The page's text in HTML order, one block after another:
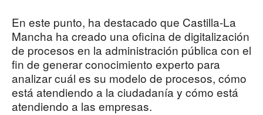
En este punto, ha destacado que Castilla-La
Mancha ha creado una oficina de digitalización
de procesos en la administración pública con el
fin de generar conocimiento experto para
analizar cuál es su modelo de procesos, cómo
está atendiendo a la ciudadanía y cómo está
atendiendo a las empresas.